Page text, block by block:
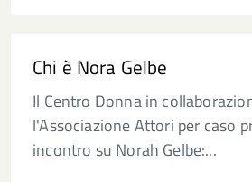
Chi è Nora Gelbe
Il Centro Donna in
l'Associazione Attori per caso
incontro su Norah Gelbe:...